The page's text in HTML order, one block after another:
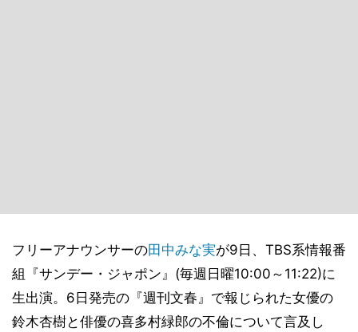
フリーアナウンサーの田中みな実が9日、TBS系情報番
組『サンデー・ジャポン』(毎週日曜10:00～11:22)に
生出演。6日発売の『週刊文春』で報じられた女優の
鈴木杏樹と俳優の喜多村緑郎の不倫について言及し